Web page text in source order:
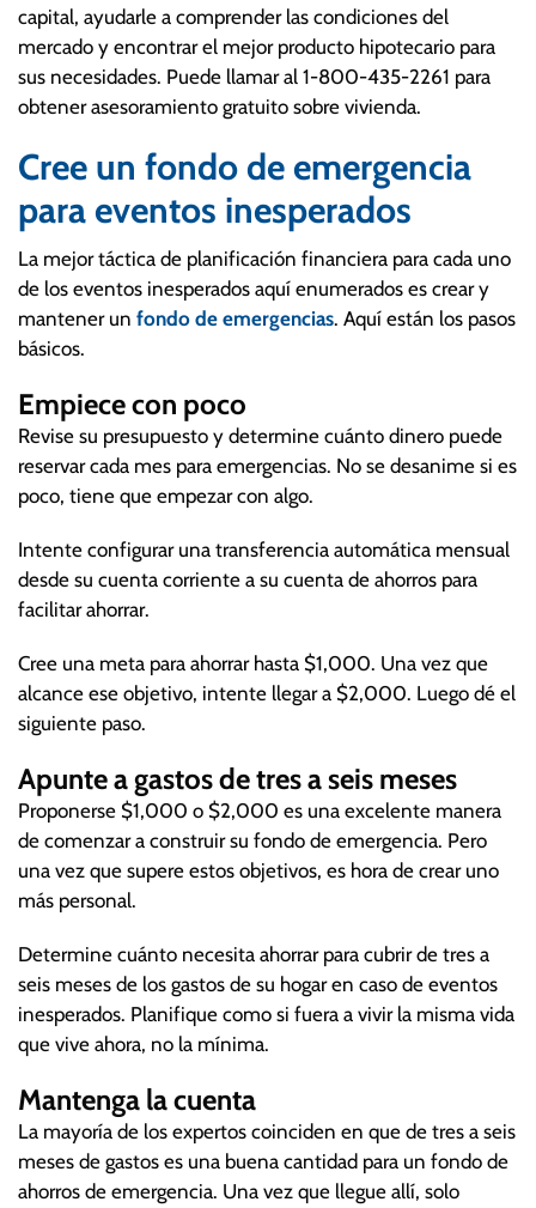
capital, ayudarle a comprender las condiciones del
mercado y encontrar el mejor producto hipotecario para
sus necesidades. Puede llamar al 1-800-435-2261 para
obtener asesoramiento gratuito sobre vivienda.
Cree un fondo de emergencia
para eventos inesperados
La mejor táctica de planificación financiera para cada uno
de los eventos inesperados aquí enumerados es crear y
mantener un fondo de emergencias. Aquí están los pasos
básicos.
Empiece con poco
Revise su presupuesto y determine cuánto dinero puede
reservar cada mes para emergencias. No se desanime si es
poco, tiene que empezar con algo.
Intente configurar una transferencia automática mensual
desde su cuenta corriente a su cuenta de ahorros para
facilitar ahorrar.
Cree una meta para ahorrar hasta $1,000. Una vez que
alcance ese objetivo, intente llegar a $2,000. Luego dé el
siguiente paso.
Apunte a gastos de tres a seis meses
Proponerse $1,000 o $2,000 es una excelente manera
de comenzar a construir su fondo de emergencia. Pero
una vez que supere estos objetivos, es hora de crear uno
más personal.
Determine cuánto necesita ahorrar para cubrir de tres a
seis meses de los gastos de su hogar en caso de eventos
inesperados. Planifique como si fuera a vivir la misma vida
que vive ahora, no la mínima.
Mantenga la cuenta
La mayoría de los expertos coinciden en que de tres a seis
meses de gastos es una buena cantidad para un fondo de
ahorros de emergencia. Una vez que llegue allí, solo